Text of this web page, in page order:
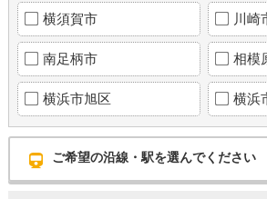
横須賀市 川崎
南足柄市 相模
横浜市旭区 横浜
ご希望の沿線・駅を選んでください